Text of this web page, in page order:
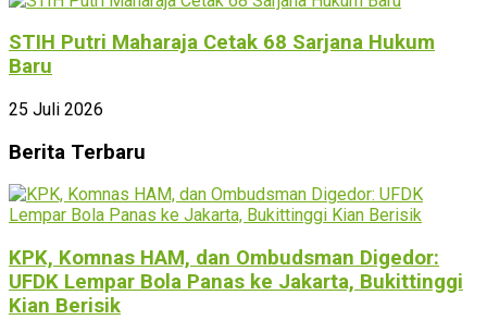
STIH Putri Maharaja Cetak 68 Sarjana Hukum
Baru
25 Juli 2026
Berita Terbaru
KPK, Komnas HAM, dan Ombudsman Digedor:
UFDK Lempar Bola Panas ke Jakarta, Bukittinggi
Kian Berisik